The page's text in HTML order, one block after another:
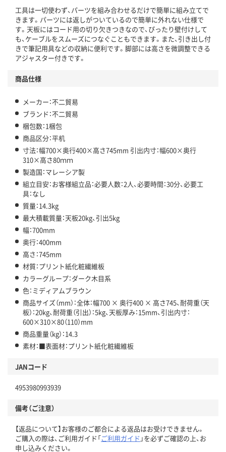
工具は一切使わず、パーツを組み合わせるだけで簡単に組み立てで
きます。パーツには返しがついているので簡単に外れない仕様で
す。天板にはコード用の切り欠きつきなので、ぴったり壁付けして
も、ケーブルをスムーズにつなぐこともできます。また、引き出し付
きで筆記用具などの収納に便利です。脚部には高さを微調整できる
アジャスター付きです。
商品仕様
メーカー：不二貿易
ブランド：不二貿易
梱包数：1梱包
商品区分：平机
寸法：幅700×奥行400×高さ745mm 引出内寸：幅600×奥行
310×高さ80ｍｍ
製造国：マレーシア製
組立目安：お客様組立品：必要人数：2人、必要時間：30分、必要工
具：なし
質量：14.3kg
最大積載質量：天板20kg、引出5kg
幅：700mm
奥行：400mm
高さ：745mm
材質：プリント紙化粧繊維板
カラーグループ：ダーク木目系
色：ミディアムブラウン
商品サイズ（mm）：全体：幅700 × 奥行400 × 高さ745、耐荷重（天
板）：20kg、耐荷重（引出）：5kg、天板厚み：15mm、引出内寸：
600×310×80（110）mm
商品重量（kg）：14.3
素材：■表面材：プリント紙化粧繊維板
JANコード
4953980993939
備考（ご注意）
【返品について】お客様のご都合による返品はお受けできません。
ご購入の際は、ご利用ガイド「ご利用ガイド 」を必ずご確認の上、お
申し込みください。